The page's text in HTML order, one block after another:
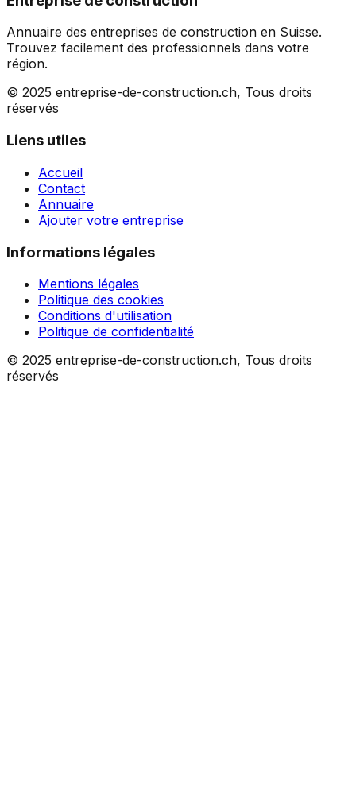
Annuaire des entreprises de construction en Suisse.
Trouvez facilement des professionnels dans votre
région.
© 2025 entreprise-de-construction.ch, Tous droits
réservés
Liens utiles
Accueil
Contact
Annuaire
Ajouter votre entreprise
Informations légales
Mentions légales
Politique des cookies
Conditions d'utilisation
Politique de confidentialité
© 2025 entreprise-de-construction.ch, Tous droits
réservés